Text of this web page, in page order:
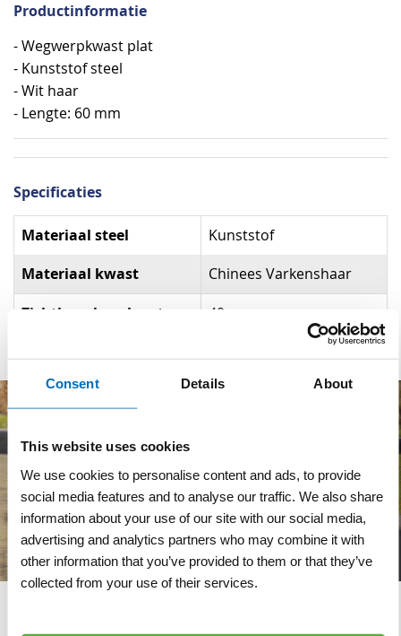
Consent Details About
This website uses cookies
We use cookies to personalise content and ads, to provide
social media features and to analyse our traffic. We also share
information about your use of our site with our social media,
advertising and analytics partners who may combine it with
other information that you’ve provided to them or that they’ve
collected from your use of their services.
Productinformatie
- Wegwerpkwast plat
- Kunststof steel
- Wit haar
- Lengte: 60 mm
Specificaties
Specificaties
Materiaal steel Kunststof
Materiaal kwast Chinees Varkenshaar
Zichtbare haarlengte 40 mm